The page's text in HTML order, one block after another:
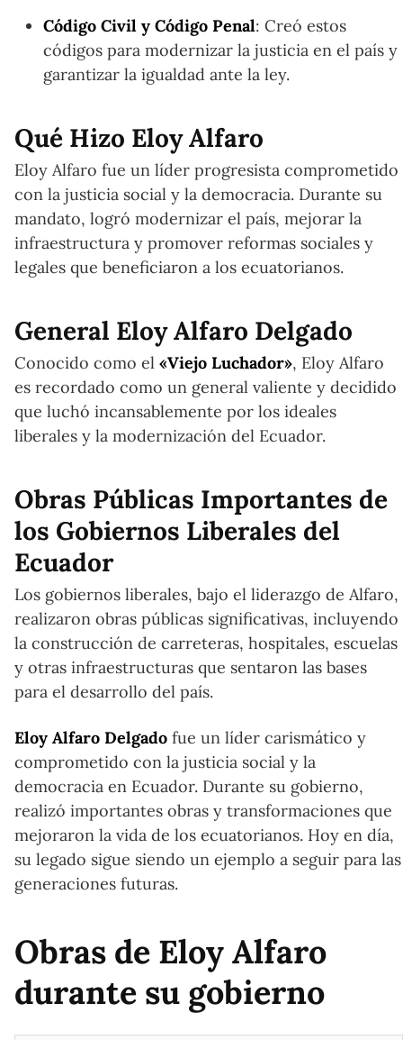
Código Civil y Código Penal: Creó estos
códigos para modernizar la justicia en el país y
garantizar la igualdad ante la ley.
Qué Hizo Eloy Alfaro
Eloy Alfaro fue un líder progresista comprometido
con la justicia social y la democracia. Durante su
mandato, logró modernizar el país, mejorar la
infraestructura y promover reformas sociales y
legales que beneficiaron a los ecuatorianos.
General Eloy Alfaro Delgado
Conocido como el «Viejo Luchador», Eloy Alfaro
es recordado como un general valiente y decidido
que luchó incansablemente por los ideales
liberales y la modernización del Ecuador.
Obras Públicas Importantes de
los Gobiernos Liberales del
Ecuador
Los gobiernos liberales, bajo el liderazgo de Alfaro,
realizaron obras públicas significativas, incluyendo
la construcción de carreteras, hospitales, escuelas
y otras infraestructuras que sentaron las bases
para el desarrollo del país.
Eloy Alfaro Delgado fue un líder carismático y
comprometido con la justicia social y la
democracia en Ecuador. Durante su gobierno,
realizó importantes obras y transformaciones que
mejoraron la vida de los ecuatorianos. Hoy en día,
su legado sigue siendo un ejemplo a seguir para las
generaciones futuras.
Obras de Eloy Alfaro
durante su gobierno